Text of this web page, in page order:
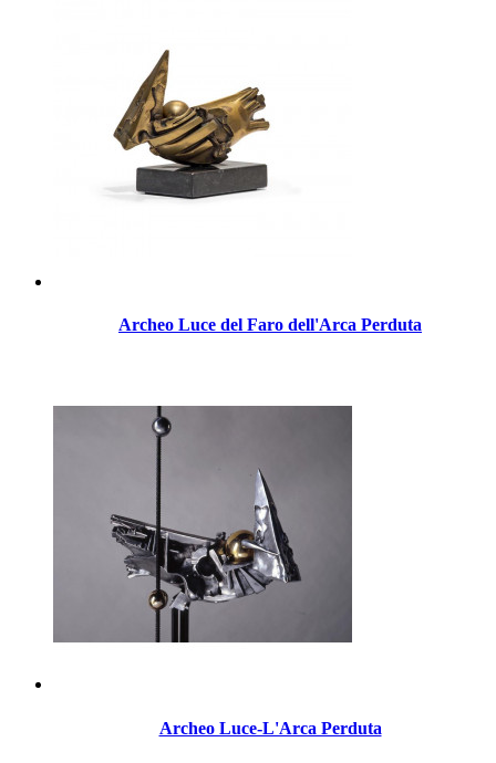
Archeo Luce del Faro dell'Arca Perduta
Archeo Luce-L'Arca Perduta